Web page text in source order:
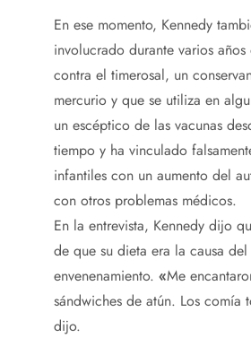
En ese momento, Kennedy
involucrado durante varios años
contra el timerosal, un
mercurio y que se utiliza en
un escéptico de las vacunas
tiempo y ha vinculado
infantiles con un aumento del
con otros problemas médicos.
En la entrevista, Kennedy dijo
de que su dieta era la causa del
envenenamiento. «Me
sándwiches de atún. Los comía
dijo.